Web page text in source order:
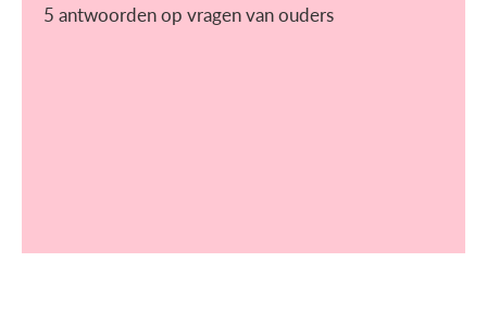
5 antwoorden op vragen van ouders